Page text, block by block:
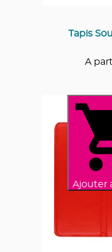
Tapis
A
Ajouter